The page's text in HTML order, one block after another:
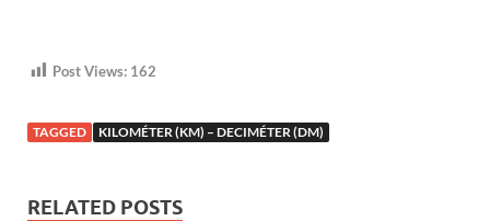
Post Views: 162
TAGGED KILOMÉTER (KM) – DECIMÉTER (DM)
RELATED POSTS